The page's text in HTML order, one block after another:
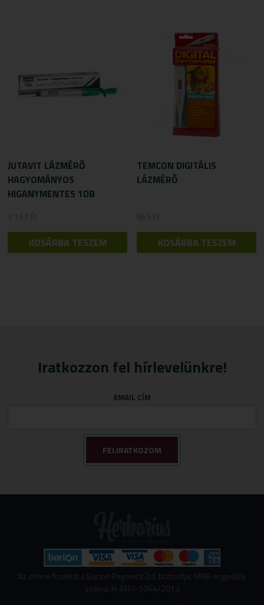
JUTAVIT LÁZMÉRŐ
HAGYOMÁNYOS
HIGANYMENTES 1DB
1 167 Ft
KOSÁRBA TESZEM
TEMCON DIGITÁLIS
LÁZMÉRŐ
865 Ft
KOSÁRBA TESZEM
Iratkozzon fel hírlevelünkre!
EMAIL CÍM
Az online fizetést a Barion Payment Zrt. biztosítja, MNB engedély
száma: H-EN-I-1064/2013